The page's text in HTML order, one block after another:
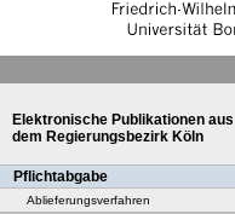
Elektronische Publikationen aus
dem Regierungsbezirk Köln
Pflichtabgabe
Ablieferungsverfahren